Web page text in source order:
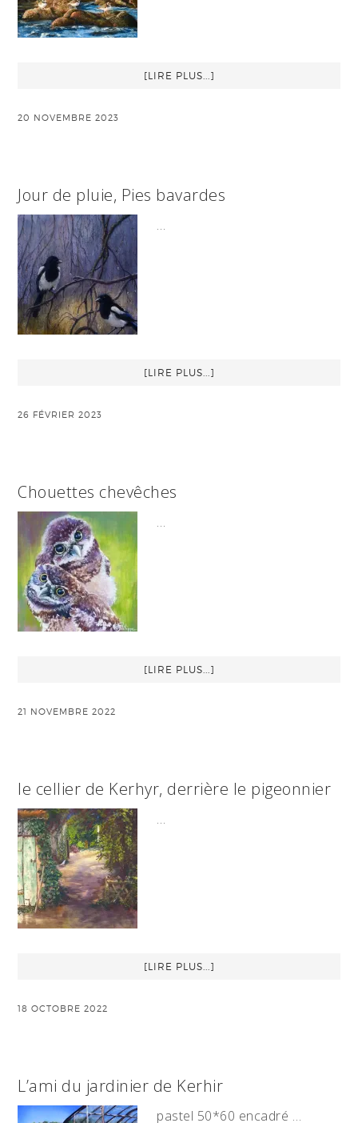
[LIRE PLUS...]
20 NOVEMBRE 2023
Jour de pluie, Pies bavardes
…
[LIRE PLUS...]
26 FÉVRIER 2023
Chouettes chevêches
…
[LIRE PLUS...]
21 NOVEMBRE 2022
le cellier de Kerhyr, derrière le pigeonnier
…
[LIRE PLUS...]
18 OCTOBRE 2022
L’ami du jardinier de Kerhir
pastel 50*60 encadré …